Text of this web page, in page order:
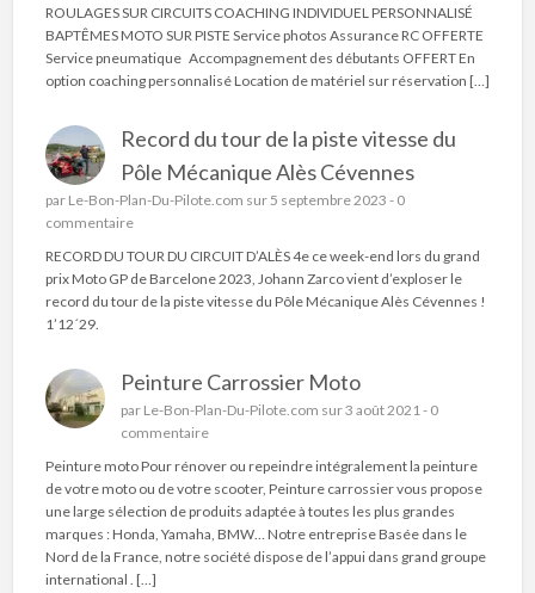
ROULAGES SUR CIRCUITS COACHING INDIVIDUEL PERSONNALISÉ
BAPTÊMES MOTO SUR PISTE Service photos Assurance RC OFFERTE
Service pneumatique Accompagnement des débutants OFFERT En
option coaching personnalisé Location de matériel sur réservation […]
Record du tour de la piste vitesse du
Pôle Mécanique Alès Cévennes
par Le-Bon-Plan-Du-Pilote.com sur 5 septembre 2023 - 0
commentaire
RECORD DU TOUR DU CIRCUIT D’ALÈS 4e ce week-end lors du grand
prix Moto GP de Barcelone 2023, Johann Zarco vient d’exploser le
record du tour de la piste vitesse du Pôle Mécanique Alès Cévennes !
1’12´29.
Peinture Carrossier Moto
par Le-Bon-Plan-Du-Pilote.com sur 3 août 2021 - 0
commentaire
Peinture moto Pour rénover ou repeindre intégralement la peinture
de votre moto ou de votre scooter, Peinture carrossier vous propose
une large sélection de produits adaptée à toutes les plus grandes
marques : Honda, Yamaha, BMW… Notre entreprise Basée dans le
Nord de la France, notre société dispose de l’appui dans grand groupe
international . […]